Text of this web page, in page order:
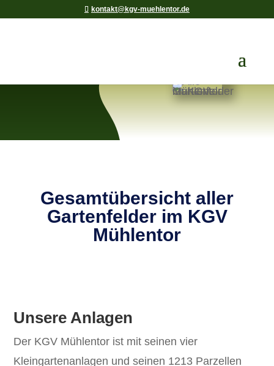
kontakt@kgv-muehlentor.de
Gesamtübersicht aller
Gartenfelder im KGV
Mühlentor
Unsere Anlagen
Der KGV Mühlentor ist mit seinen vier
Kleingartenanlagen und seinen 1213 Parzellen